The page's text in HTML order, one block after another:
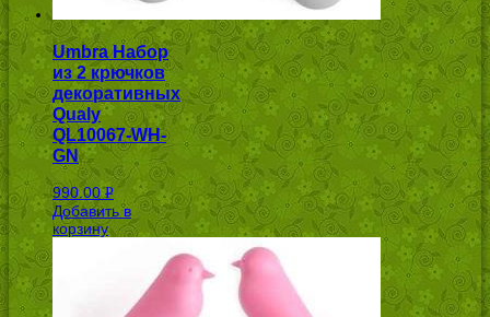
Umbra Набор
из 2 крючков
декоративных
Qualy
QL10067-WH-
GN
990.00Р
УБ.
Добавить в
корзину